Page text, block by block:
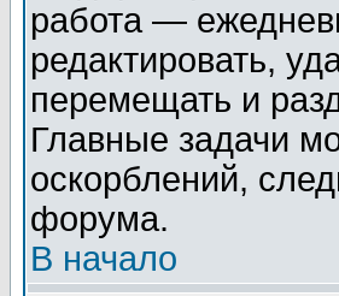
работа —
редактировать,
перемещать и
Главные задачи
оскорблений,
форума.
В начало